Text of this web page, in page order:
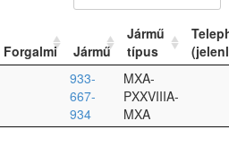
Forgalmi Jármű
Jármű
típus
933-
667-
934
MXA-
PXXVIIIA-
MXA